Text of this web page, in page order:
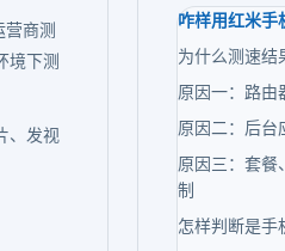
营商测
境下测
、发视
咋样用红米手
为什么测速结
原因一：路由
原因二：后台
原因三：套餐
制
怎样判断是手